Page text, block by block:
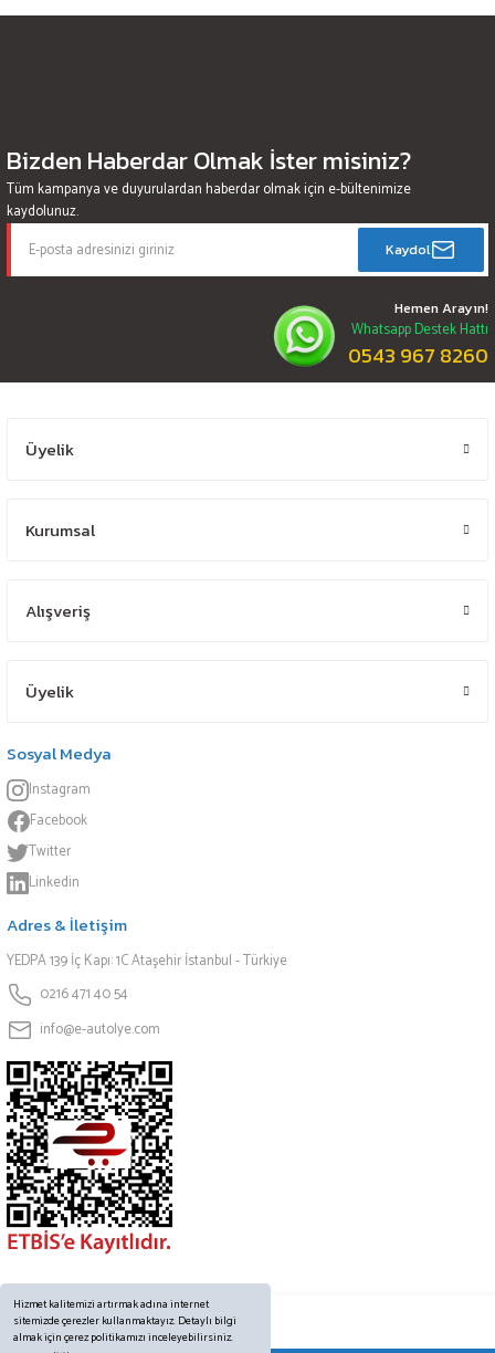
Hizmet kalitemizi artırmak adına internet
sitemizde çerezler kullanmaktayız. Detaylı bilgi
almak için çerez politikamızı inceleyebilirsiniz.
Bizden Haberdar Olmak İster misiniz?
Tüm kampanya ve duyurulardan haberdar olmak için e-bültenimize
kaydolunuz.
Kaydol
Hemen Arayın!
Whatsapp Destek Hattı
0543 967 8260
Üyelik
Kurumsal
Alışveriş
Üyelik
Sosyal Medya
Instagram
Facebook
Twitter
Linkedin
Adres & İletişim
YEDPA 139 İç Kapı: 1C Ataşehir İstanbul - Türkiye
0216 471 40 54
info@e-autolye.com